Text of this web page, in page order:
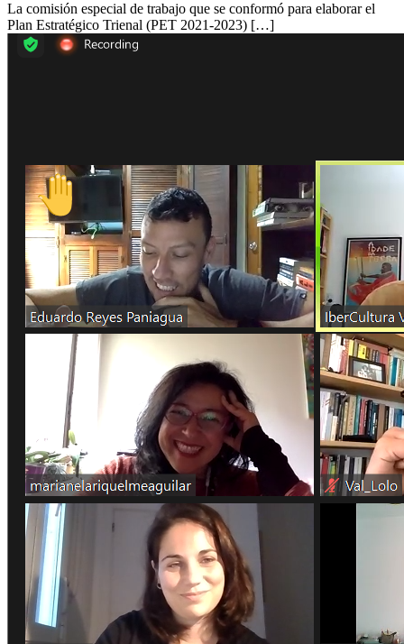
La comisión especial de trabajo que se conformó para elaborar el
Plan Estratégico Trienal (PET 2021-2023) […]